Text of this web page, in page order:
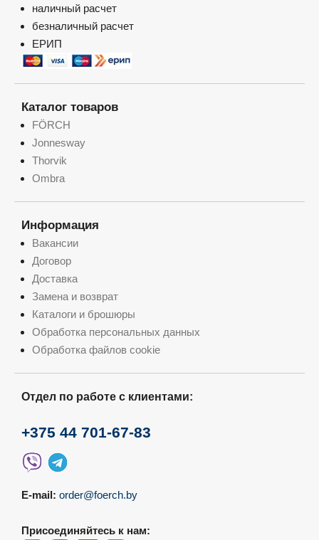
наличный расчет
безналичный расчет
ЕРИП
Каталог товаров
FÖRCH
Jonnesway
Thorvik
Ombra
Информация
Вакансии
Договор
Доставка
Замена и возврат
Каталоги и брошюры
Обработка персональных данных
Обработка файлов cookie
Отдел по работе с клиентами:
+375 44 701-67-83
E-mail: order@foerch.by
Присоединяйтесь к нам: